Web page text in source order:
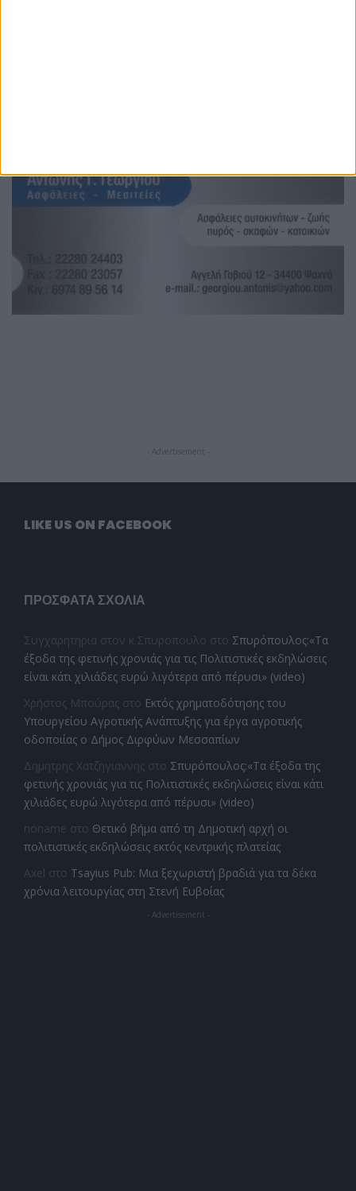
- Advertisement -
LIKE US ON FACEBOOK
ΠΡΌΣΦΑΤΑ ΣΧΌΛΙΑ
Συγχαρητηρια στον κ.Σπυροπουλο στο Σπυρόπουλος:«Τα
έξοδα της φετινής χρονιάς για τις Πολιτιστικές εκδηλώσεις
είναι κάτι χιλιάδες ευρώ λιγότερα από πέρυσι» (video)
Χρήστος Μπούρας στο Εκτός χρηματοδότησης του
Υπουργείου Αγροτικής Ανάπτυξης για έργα αγροτικής
οδοποιίας ο Δήμος Διρφύων Μεσσαπίων
Δημητρης Χατζηγιαννης στο Σπυρόπουλος:«Τα έξοδα της
φετινής χρονιάς για τις Πολιτιστικές εκδηλώσεις είναι κάτι
χιλιάδες ευρώ λιγότερα από πέρυσι» (video)
noname στο Θετικό βήμα από τη Δημοτική αρχή οι
πολιτιστικές εκδηλώσεις εκτός κεντρικής πλατείας
Axel στο Tsayius Pub: Μια ξεχωριστή βραδιά για τα δέκα
χρόνια λειτουργίας στη Στενή Ευβοίας
- Advertisement -